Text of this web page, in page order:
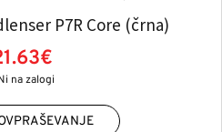
P7R Core (črna)
na zalogi